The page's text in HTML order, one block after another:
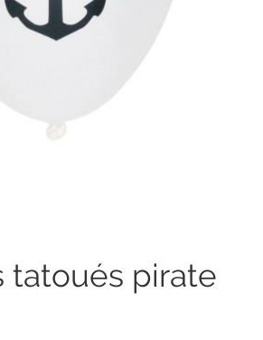
tatoués pirate